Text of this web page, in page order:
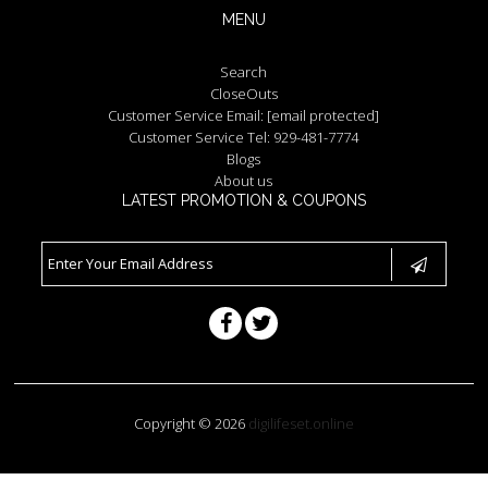
MENU
Search
CloseOuts
Customer Service Email: [email protected]
Customer Service Tel: 929-481-7774
Blogs
About us
LATEST PROMOTION & COUPONS
Copyright © 2026 digilifeset.online